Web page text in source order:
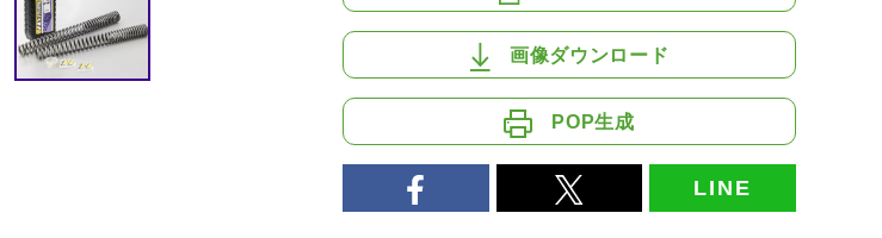
閉じる
画像ダウンロード
POP生成
LINE